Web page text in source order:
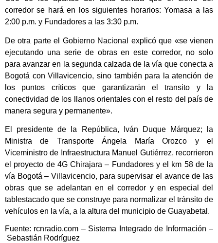
corredor se hará en los siguientes horarios: Yomasa a las
2:00 p.m. y Fundadores a las 3:30 p.m.
De otra parte el Gobierno Nacional explicó que «se vienen
ejecutando una serie de obras en este corredor, no solo
para avanzar en la segunda calzada de la vía que conecta a
Bogotá con Villavicencio, sino también para la atención de
los puntos críticos que garantizarán el transito y la
conectividad de los llanos orientales con el resto del país de
manera segura y permanente».
El presidente de la República, Iván Duque Márquez; la
Ministra de Transporte Ángela María Orozco y el
Viceministro de Infraestructura Manuel Gutiérrez, recorrieron
el proyecto de 4G Chirajara – Fundadores y el km 58 de la
vía Bogotá – Villavicencio, para supervisar el avance de las
obras que se adelantan en el corredor y en especial del
tablestacado que se construye para normalizar el tránsito de
vehículos en la vía, a la altura del municipio de Guayabetal.
Fuente: rcnradio.com – Sistema Integrado de Información –
Sebastián Rodríguez